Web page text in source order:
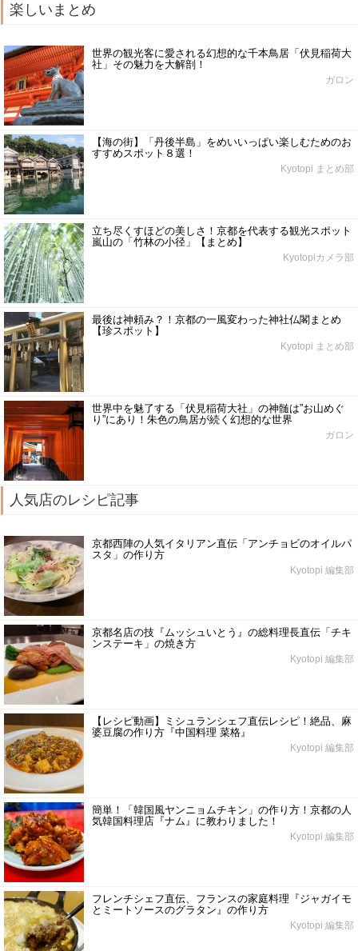
楽しいまとめ
世界の観光客に愛される幻想的な千本鳥居「伏見稲荷大
社」その魅力を大解剖！
ガロン
【海の街】「丹後半島」をめいいっぱい楽しむためのお
すすめスポット８選！
Kyotopi まとめ部
立ち尽くすほどの美しさ！京都を代表する観光スポット
嵐山の「竹林の小径」【まとめ】
Kyotopiカメラ部
最後は神頼み？！京都の一風変わった神社仏閣まとめ
【珍スポット】
Kyotopi まとめ部
世界中を魅了する「伏見稲荷大社」の神髄は”お山めぐ
り”にあり！朱色の鳥居が続く幻想的な世界
ガロン
人気店のレシピ記事
京都西陣の人気イタリアン直伝「アンチョビのオイルパ
スタ」の作り方
Kyotopi 編集部
京都名店の技『ムッシュいとう』の総料理長直伝「チキ
ンステーキ」の焼き方
Kyotopi 編集部
【レシピ動画】ミシュランシェフ直伝レシピ！絶品、麻
婆豆腐の作り方『中国料理 菜格』
Kyotopi 編集部
簡単！「韓国風ヤンニョムチキン」の作り方！京都の人
気韓国料理店『ナム』に教わりました！
Kyotopi 編集部
フレンチシェフ直伝、フランスの家庭料理『ジャガイモ
とミートソースのグラタン』の作り方
Kyotopi 編集部